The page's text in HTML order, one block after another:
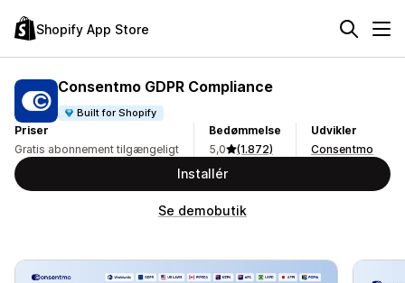
Shopify App Store
Consentmo GDPR Compliance
Built for Shopify
Priser
Gratis abonnement tilgængeligt
Bedømmelse
5,0
(1.872)
Udvikler
Consentmo
Installér
Se demobutik